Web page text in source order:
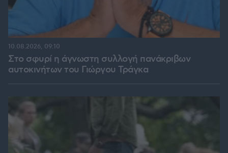
Στο σφυρί η άγνωστη συλλογή πανάκριβων
αυτοκινήτων του Γιώργου Τράγκα
10.08.2026, 09:10